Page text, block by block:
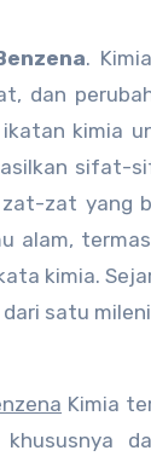
.
dan
kimia
sifat-
zat yang
alam,
kimia.
satu
Kimia